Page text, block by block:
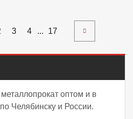
3 4 ... 17
оптом и в
Челябинску и России.